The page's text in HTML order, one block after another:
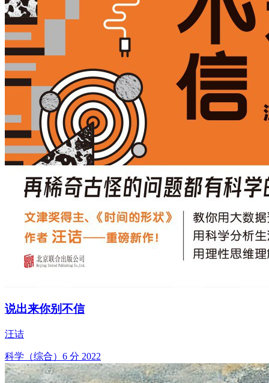
说出来你别不信
汪诘
科学（综合） 6 分 2022